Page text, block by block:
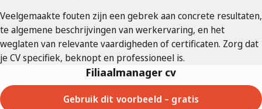
Veelgemaakte fouten zijn een gebrek aan concrete resultaten,
te algemene beschrijvingen van werkervaring, en het
weglaten van relevante vaardigheden of certificaten. Zorg dat
je CV specifiek, beknopt en professioneel is.
Filiaalmanager cv
Gebruik dit voorbeeld – gratis